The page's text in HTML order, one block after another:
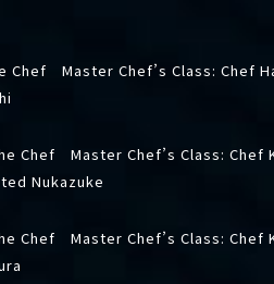
Chef Master Chef’s Class: Chef
Chef Master Chef’s Class: Chef
Nukazuke
Chef Master Chef’s Class: Chef